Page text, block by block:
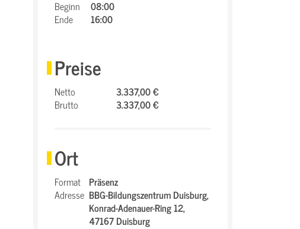
Beginn
08:00
Ende
16:00
Preise
Netto
3.337,00 €
Brutto
3.337,00 €
Ort
Format Präsenz
Adresse BBG-Bildungszentrum Duisburg,
Konrad-Adenauer-Ring 12,
47167 Duisburg